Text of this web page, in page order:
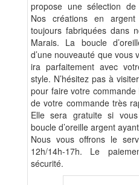
propose une sélection de
Nos créations en
toujours fabriquées dans
Marais. La boucle
d’une nouveauté que vous
ira parfaitement avec
style. N’hésitez pas à
pour faire votre
de votre commande très
Elle sera gratuite si
boucle d’oreille argent
Nous vous offrons le
12h/14h-17h. Le
sécurité.